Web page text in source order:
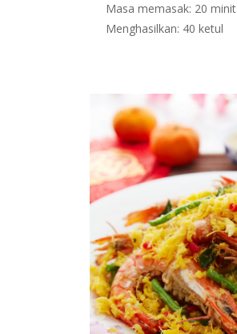
Masa memasak: 20 minit
Menghasilkan: 40 ketul